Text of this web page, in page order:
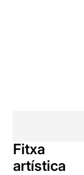
Fitxa
artística